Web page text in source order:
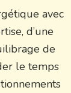
avec
d’une
de
le temps